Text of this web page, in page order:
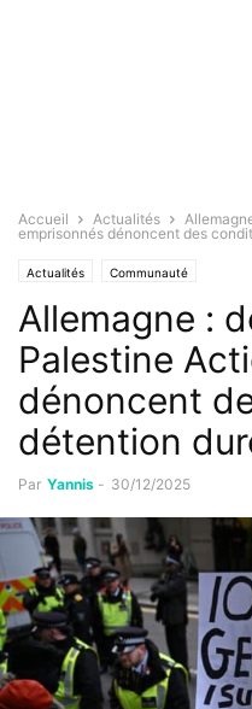
Accueil Actualités
emprisonnés dénoncent des
Actualités Communauté
Allemagne :
Palestine
dénoncent
détention
Par Yannis - 30/12/2025